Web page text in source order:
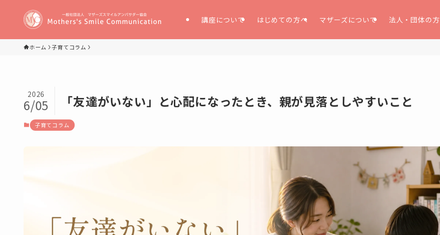
講座について はじめての方へ マザーズについて 法人・団体の
ホーム 子育てコラム
「友達がいない」と心配になったとき、親が見落としやすいこと
2026
6/05
子育てコラム